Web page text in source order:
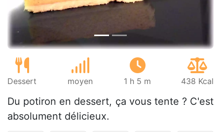
Dessert moyen 1 h 5 m 438 Kcal
Du potiron en dessert, ça vous tente ? C'est
absolument délicieux.